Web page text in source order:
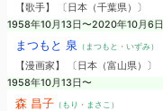
【歌手】 〔日本（千葉県）〕
1958年10月13日〜2020年10月6日
まつもと 泉 （まつもと・いずみ）
【漫画家】 〔日本（富山県）〕
1958年10月13日〜
森 昌子（もり・まさこ）